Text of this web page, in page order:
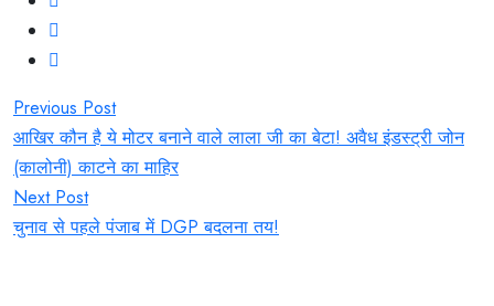
Post
navigation
Previous Post
आखिर कौन है ये मोटर बनाने वाले लाला जी का बेटा! अवैध इंडस्ट्री जोन
(कालोनी) काटने का माहिर
Next Post
चुनाव से पहले पंजाब में DGP बदलना तय!